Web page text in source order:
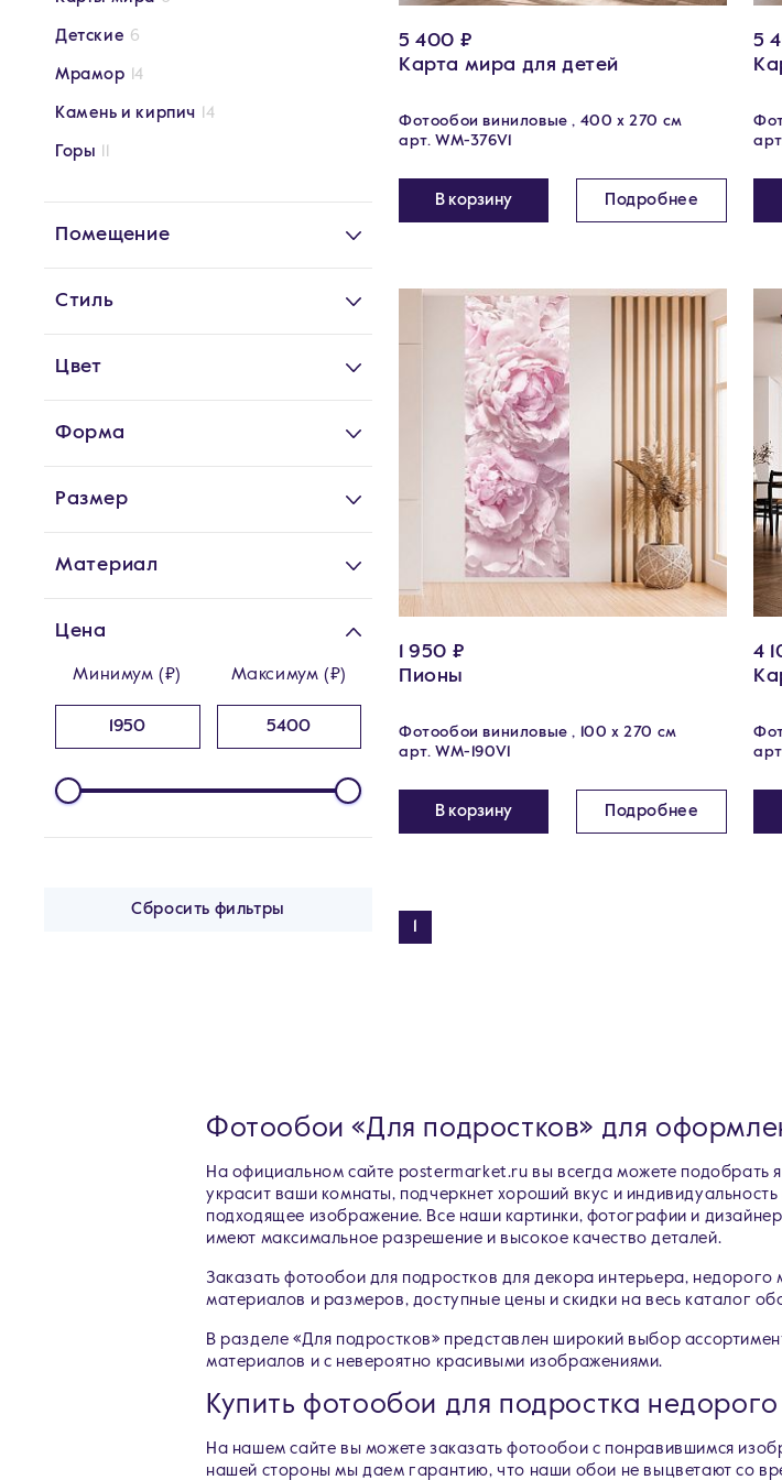
Детские 6
Мрамор 14
Камень и кирпич 14
Горы
Помещение
Стиль
Цвет
Форма
Размер
Материал
Цена
Минимум (₽) Максимум (₽)
Сбросить фильтры
5 400 ₽
Карта мира для детей
Фотообои виниловые , 400 х 270 см
арт. WM-376V1
В корзину Подробнее
5
1 950 ₽
Пионы
Фотообои виниловые , 100 x 270 см
арт. WM-190V1
В корзину Подробнее
4
Фотообои «Для подростков» для
На официальном сайте postermarket.ru вы всегда можете подобрать
украсит ваши комнаты, подчеркнет хороший вкус и
подходящее изображение. Все наши картинки, фотографии и
имеют максимальное разрешение и высокое качество деталей.
Заказать фотообои для подростков для декора интерьера,
материалов и размеров, доступные цены и скидки на весь каталог
В разделе «Для подростков» представлен широкий выбор
материалов и с невероятно красивыми изображениями.
Купить фотообои для подростка
На нашем сайте вы можете заказать фотообои с понравившимся
нашей стороны мы даем гарантию, что наши обои не выцветают со